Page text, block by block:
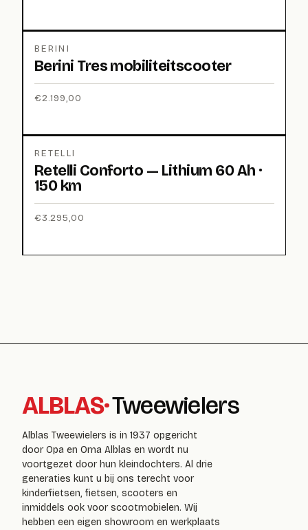
BERINI
Berini Tres mobiliteitscooter
€2.199,00
RETELLI
Retelli Conforto — Lithium 60 Ah ·
150 km
€3.295,00
ALBLAS·Tweewielers
Alblas Tweewielers is in 1937 opgericht
door Opa en Oma Alblas en wordt nu
voortgezet door hun kleindochters. Al drie
generaties kunt u bij ons terecht voor
kinderfietsen, fietsen, scooters en
inmiddels ook voor scootmobielen. Wij
hebben een eigen showroom en werkplaats